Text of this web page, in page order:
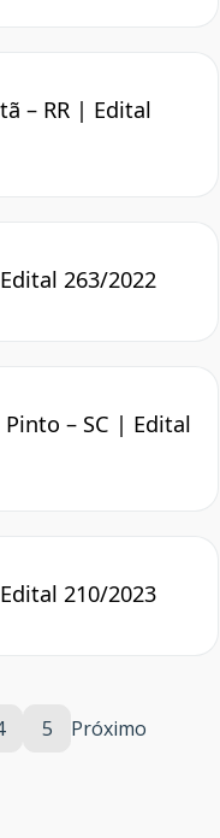
– RR | Edital
263/2022
– SC | Edital
210/2023
5 Próximo